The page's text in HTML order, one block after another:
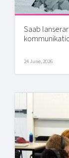
Saab
24 June, 2026